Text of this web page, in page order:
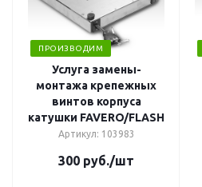
ПРОИЗВОДИМ
Услуга замены-
монтажа крепежных
винтов корпуса
катушки FAVERO/FLASH
Артикул: 103983
300 руб./шт